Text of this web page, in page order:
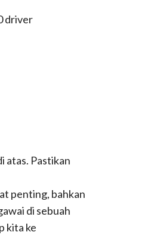
driver
atas. Pastikan
penting, bahkan
di sebuah
kita ke